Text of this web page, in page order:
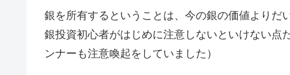
銀を所有するということは、今の銀の価値よりだ
銀投資初心者がはじめに注意しないといけない点
ンナーも注意喚起をしていました）